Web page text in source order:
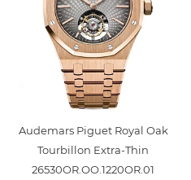
Audemars Piguet Royal Oak
Tourbillon Extra-Thin
26530OR.OO.1220OR.01